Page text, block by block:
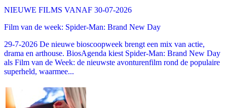
NIEUWE FILMS VANAF 30-07-2026
Film van de week: Spider-Man: Brand New Day
29-7-2026 De nieuwe bioscoopweek brengt een mix van actie,
drama en arthouse. BiosAgenda kiest Spider-Man: Brand New Day
als Film van de Week: de nieuwste avonturenfilm rond de populaire
superheld, waarmee...